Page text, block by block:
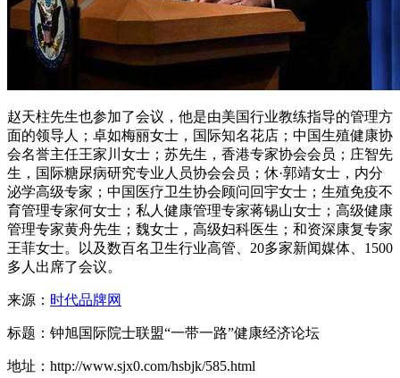
赵天柱先生也参加了会议，他是由美国行业教练指导的管理方
面的领导人；卓如梅丽女士，国际知名花店；中国生殖健康协
会名誉主任王家川女士；苏先生，香港专家协会会员；庄智先
生，国际糖尿病研究专业人员协会会员；休·郭靖女士，内分
泌学高级专家；中国医疗卫生协会顾问回宇女士；生殖免疫不
育管理专家何女士；私人健康管理专家蒋锡山女士；高级健康
管理专家黄舟先生；魏女士，高级妇科医生；和资深康复专家
王菲女士。以及数百名卫生行业高管、20多家新闻媒体、1500
多人出席了会议。
来源： 时代品牌网
标题：钟旭国际院士联盟“一带一路”健康经济论坛
地址：http://www.sjx0.com/hsbjk/585.html